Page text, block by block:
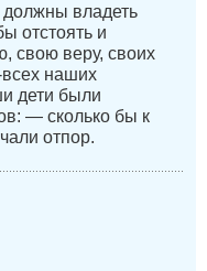
владеть
отстоять и
свою веру, своих
всех наших
дети были
— сколько бы к
отпор.